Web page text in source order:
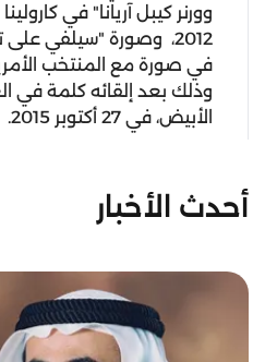
2012، وصورة "سيلفي على
في صورة مع المنتخب
وذلك بعد إلقائه كلمة في
الأبيض، في 27 أكتوبر 2015.
أحدث الأخبار